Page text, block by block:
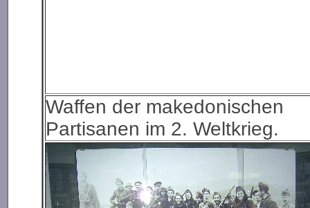
Waffen der makedonischen
Partisanen im 2. Weltkrieg.